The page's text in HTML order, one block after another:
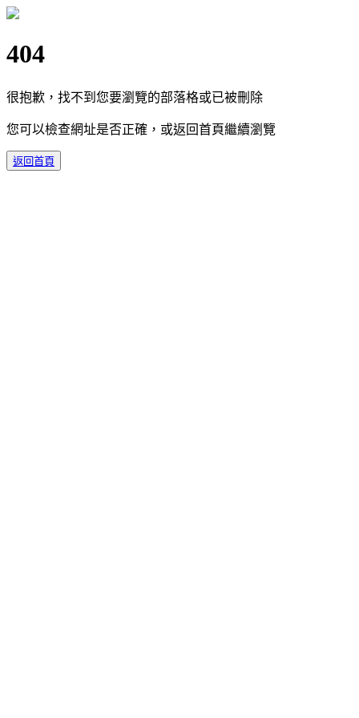
404
很抱歉，找不到您要瀏覽的部落格或已被刪除
您可以檢查網址是否正確，或返回首頁繼續瀏覽
返回首頁